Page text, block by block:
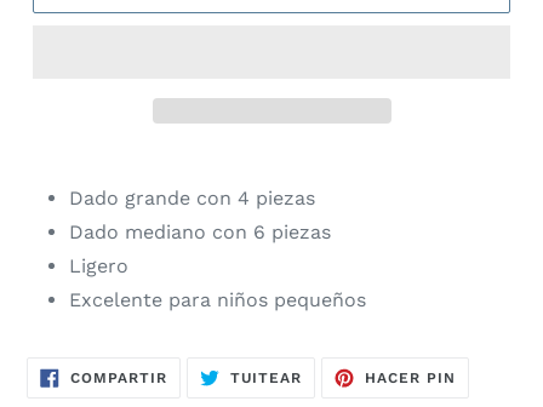
Dado grande con 4 piezas
Dado mediano con 6 piezas
Ligero
Excelente para niños pequeños
COMPARTIRCOMPARTIRTUITEAR TUITEARHACER PIN